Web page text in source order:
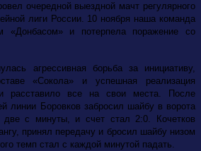
очередной выездной мачт регулярного
лиги России. 10 ноября наша команда
«Донбасом» и потерпела поражение со
агрессивная борьба за инициативу,
«Сокола» и успешная реализация
расставило все на свои места. После
линии Боровков забросил шайбу в ворота
с минуты, и счет стал 2:0. Кочетков
принял передачу и бросил шайбу низом
темп стал с каждой минутой падать.